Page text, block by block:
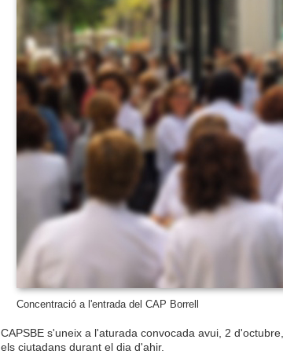
Concentració a l'entrada del CAP Borrell
CAPSBE s'uneix a l'aturada convocada avui, 2
els ciutadans durant el dia d'ahir.